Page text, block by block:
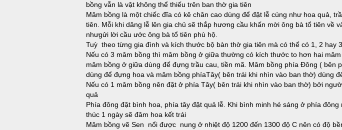
bồng vẫn là vật không thể thiếu trên ban thờ gia tiên
Mâm bồng là một chiếc đĩa có kê chân cao dùng để đặt lễ cúng như hoa quả,
tiên. Mỗi khi dâng lễ lên gia chủ sẽ thắp hương cầu khấn mời ông bà tổ tiên về
nhưgửi lời cầu ước ông bà tổ tiên phù hộ.
Tuỳ theo từng gia đình và kích thước bộ bàn thờ gia tiên mà có thể có 1, 2 hay 3
Nếu có 3 mâm bồng thì mâm bồng ở giữa thường có kích thước to hơn hai
mâm bồng ở giữa dùng để đựng trầu cau, tiền mã. Mâm bồng phía Đông ( bên
dùng để đựng hoa và mâm bồng phíaTây( bên trái khi nhìn vào ban thờ) dùng
Nếu có 1 mâm bồng nên đặt ở phía Tây( bên trái khi nhìn vào ban thờ) bởi
quả
Phía đông đặt bình hoa, phía tây đặt quả lễ. Khi bình minh hé sáng ở phía
thúc 1 ngày sẽ đâm hoa kết trái
Mâm bồng vẽ Sen nổi được nung ở nhiệt độ 1200 đến 1300 độ C nên có độ